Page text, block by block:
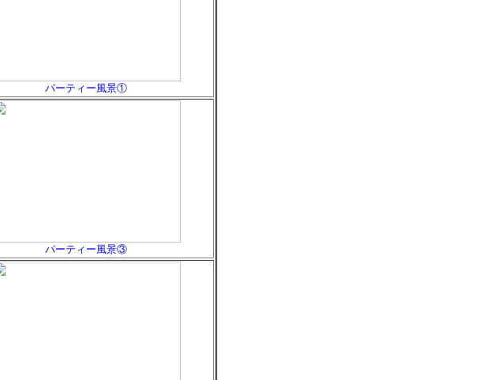
パーティー風景①
パーティー風景③